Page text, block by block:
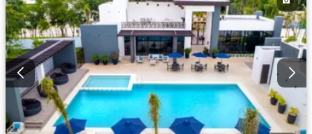
Recámara con closet Televisión por cable
Wifi
Permite mascotas
Sin amueblar